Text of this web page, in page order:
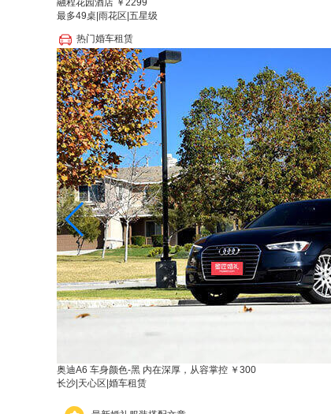
融程花园酒店 ￥2299
最多49桌 雨花区 五星级
热门婚车租赁
奥迪A6 车身颜色-黑 内在深厚，从容掌控 ￥300
长沙 天心区 婚车租赁